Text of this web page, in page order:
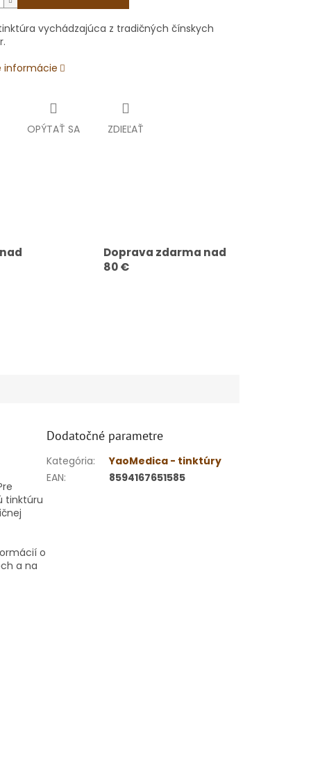
vychádzajúca z tradičných čínskych
informácie
OPÝTAŤ SA ZDIEĽAŤ
Doprava zdarma nad
80 €
tinktúru
o
a na
Dodatočné parametre
Kategória:
YaoMedica - tinktúry
EAN: 8594167651585